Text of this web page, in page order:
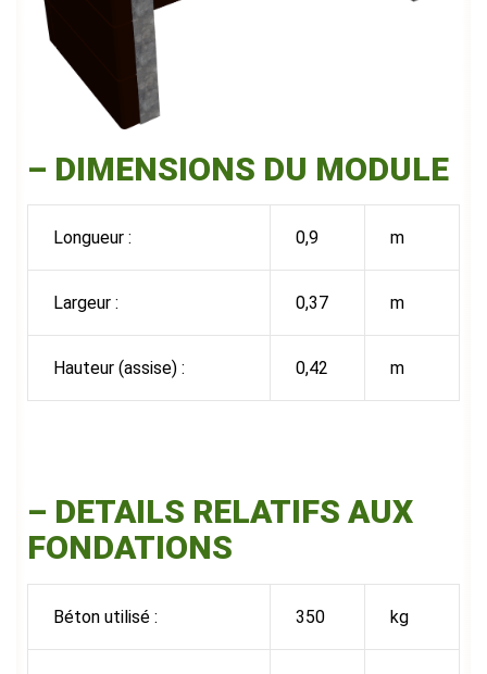
– DIMENSIONS DU MODULE
Longueur : 0,9 m
Largeur : 0,37 m
Hauteur (assise) : 0,42 m
– DETAILS RELATIFS AUX
FONDATIONS
Béton utilisé : 350 kg